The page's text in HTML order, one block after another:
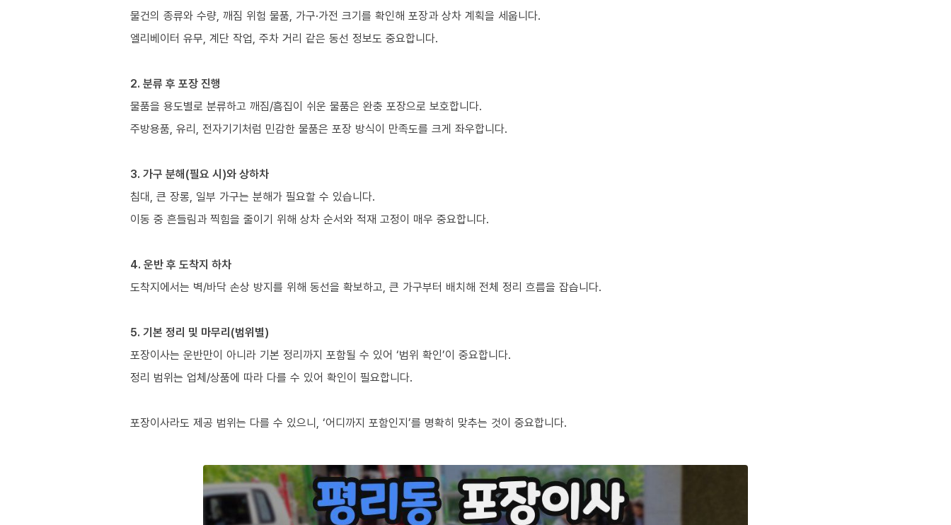
물건의 종류와 수량, 깨짐 위험 물품, 가구·가전 크기를 확인해 포장과 상차 계획을 세웁니다.
엘리베이터 유무, 계단 작업, 주차 거리 같은 동선 정보도 중요합니다.
2. 분류 후 포장 진행
물품을 용도별로 분류하고 깨짐/흠집이 쉬운 물품은 완충 포장으로 보호합니다.
주방용품, 유리, 전자기기처럼 민감한 물품은 포장 방식이 만족도를 크게 좌우합니다.
3. 가구 분해(필요 시)와 상하차
침대, 큰 장롱, 일부 가구는 분해가 필요할 수 있습니다.
이동 중 흔들림과 찍힘을 줄이기 위해 상차 순서와 적재 고정이 매우 중요합니다.
4. 운반 후 도착지 하차
도착지에서는 벽/바닥 손상 방지를 위해 동선을 확보하고, 큰 가구부터 배치해 전체 정리 흐름을 잡습니다.
5. 기본 정리 및 마무리(범위별)
포장이사는 운반만이 아니라 기본 정리까지 포함될 수 있어 ‘범위 확인’이 중요합니다.
정리 범위는 업체/상품에 따라 다를 수 있어 확인이 필요합니다.
포장이사라도 제공 범위는 다를 수 있으니, ‘어디까지 포함인지’를 명확히 맞추는 것이 중요합니다.